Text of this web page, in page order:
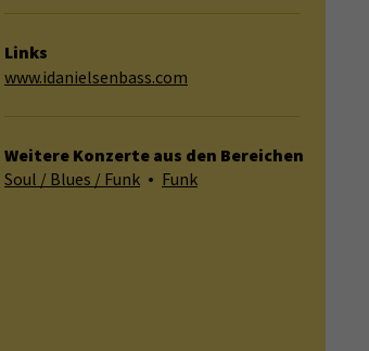
Links
www.idanielsenbass.com
Weitere Konzerte aus den Bereichen
Soul / Blues / Funk
Funk